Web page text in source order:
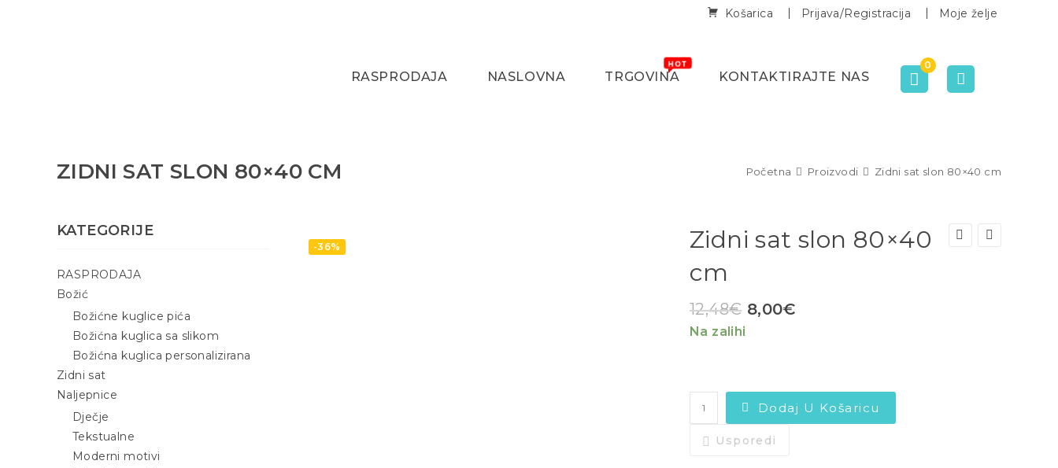
Košarica Prijava/Registracija Moje želje
RASPRODAJA NASLOVNA TRGOVINA KONTAKTIRAJTE NAS
0
ZIDNI SAT SLON 80×40 CM Početna Proizvodi Zidni sat slon 80×40 cm
-36%
Zidni sat slon 80×40
cm
12,48€ 8,00€
Na zalihi
Dodaj U Košaricu
Usporedi
KATEGORIJE
RASPRODAJA
Božić
Božićne kuglice pića
Božićna kuglica sa slikom
Božićna kuglica personalizirana
Zidni sat
Naljepnice
Dječje
Tekstualne
Moderni motivi